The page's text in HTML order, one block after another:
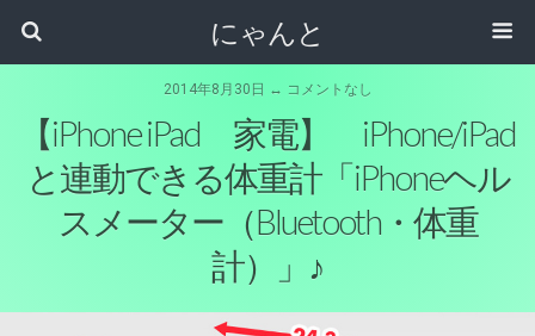
にゃんと
2014年8月30日 ↔ コメントなし
【iPhone iPad 家電】 iPhone/iPad
と連動できる体重計「iPhoneヘル
スメーター（Bluetooth・体重
計）」♪